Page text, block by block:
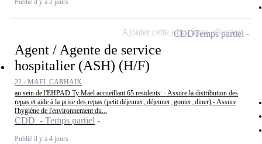
Publié il y a 2 jours
Agent / Agente de service
hospitalier (ASH) (H/F)
22 - MAEL CARHAIX
au sein de l'EHPAD Ty Mael accueillant 65 residents: - Assure la distribution des
repas et aide à la prise des repas (petit déjeuner, déjeuner, gouter, diner) - Assure
l'hygiène de l'environnement du...
CDD - Temps partiel
Publié il y a 4 jours
CDDTemps partiel
Ajouter cette offre à ma sélection